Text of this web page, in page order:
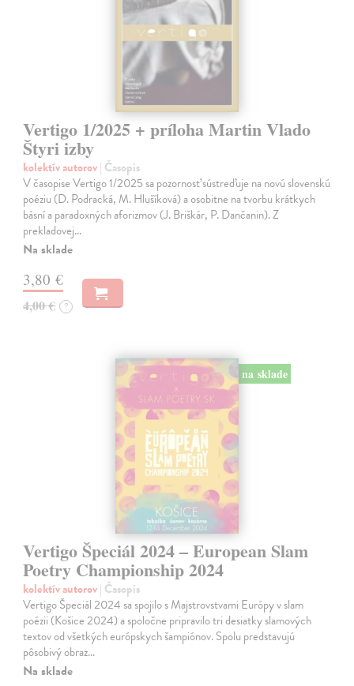
Vertigo 1/2025 + príloha Martin Vlado
Štyri izby
kolektív autorov| Časopis
V časopise Vertigo 1/2025 sa pozornosť sústreďuje na novú slovenskú
poéziu (D. Podracká, M. Hlušíková) a osobitne na tvorbu krátkych
básní a paradoxných aforizmov (J. Briškár, P. Dančanin). Z
prekladovej…
Na sklade
3,80 €
4,00 € ?
na sklade
Vertigo Špeciál 2024 – European Slam
Poetry Championship 2024
kolektív autorov| Časopis
Vertigo Špeciál 2024 sa spojilo s Majstrovstvami Európy v slam
poézii (Košice 2024) a spoločne pripravilo tri desiatky slamových
textov od všetkých európskych šampiónov. Spolu predstavujú
pôsobivý obraz…
Na sklade